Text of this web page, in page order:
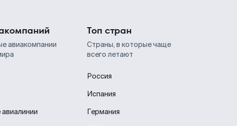
авиакомпании
Топ стран
Страны, в которые чаще
всего летают
Россия
Испания
Германия